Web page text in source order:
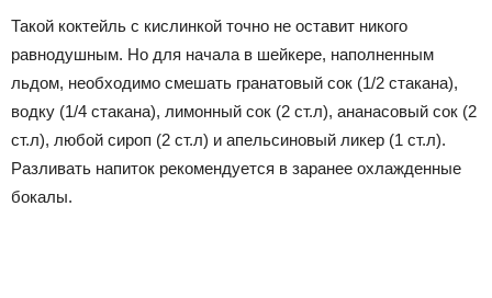
Такой коктейль с кислинкой точно не оставит никого
равнодушным. Но для начала в шейкере, наполненным
льдом, необходимо смешать гранатовый сок (1/2 стакана),
водку (1/4 стакана), лимонный сок (2 ст.л), ананасовый сок (2
ст.л), любой сироп (2 ст.л) и апельсиновый ликер (1 ст.л).
Разливать напиток рекомендуется в заранее охлажденные
бокалы.